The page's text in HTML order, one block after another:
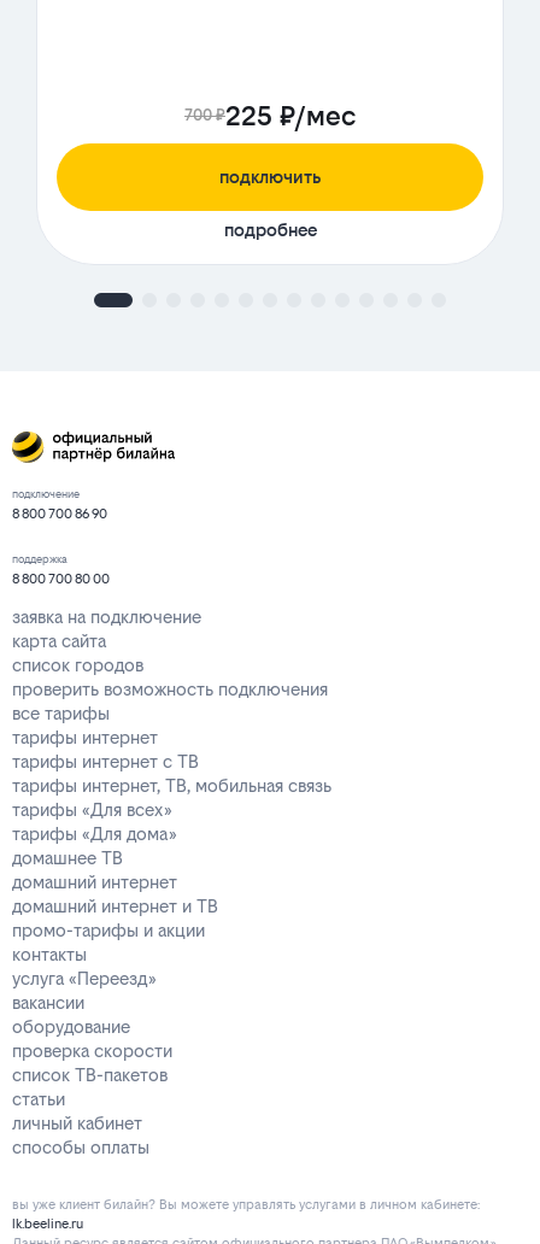
700 ₽225 ₽/мес
подключить
подробнее
подключение
8 800 700 86 90
поддержка
8 800 700 80 00
заявка на подключение
карта сайта
список городов
проверить возможность подключения
все тарифы
тарифы интернет
тарифы интернет с ТВ
тарифы интернет, ТВ, мобильная связь
тарифы «Для всех»
тарифы «Для дома»
домашнее ТВ
домашний интернет
домашний интернет и ТВ
промо-тарифы и акции
контакты
услуга «Переезд»
вакансии
оборудование
проверка скорости
список ТВ-пакетов
статьи
личный кабинет
способы оплаты
вы уже клиент билайн? Вы можете управлять услугами в личнoм кaбинeтe:
lk.beeline.ru